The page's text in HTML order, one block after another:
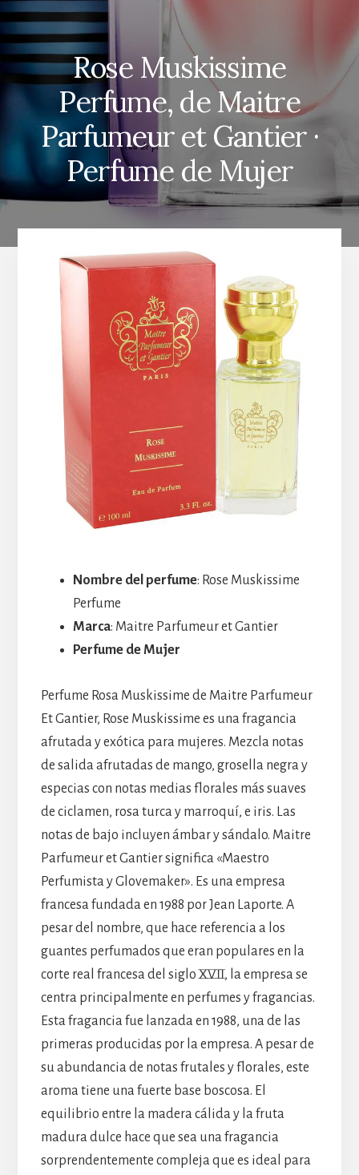
Rose Muskissime
Perfume, de Maitre
Parfumeur et Gantier ·
Perfume de Mujer
Nombre del perfume: Rose Muskissime
Perfume
Marca: Maitre Parfumeur et Gantier
Perfume de Mujer
Perfume Rosa Muskissime de Maitre Parfumeur
Et Gantier, Rose Muskissime es una fragancia
afrutada y exótica para mujeres. Mezcla notas
de salida afrutadas de mango, grosella negra y
especias con notas medias florales más suaves
de ciclamen, rosa turca y marroquí, e iris. Las
notas de bajo incluyen ámbar y sándalo. Maitre
Parfumeur et Gantier significa «Maestro
Perfumista y Glovemaker». Es una empresa
francesa fundada en 1988 por Jean Laporte. A
pesar del nombre, que hace referencia a los
guantes perfumados que eran populares en la
corte real francesa del siglo XVII, la empresa se
centra principalmente en perfumes y fragancias.
Esta fragancia fue lanzada en 1988, una de las
primeras producidas por la empresa. A pesar de
su abundancia de notas frutales y florales, este
aroma tiene una fuerte base boscosa. El
equilibrio entre la madera cálida y la fruta
madura dulce hace que sea una fragancia
sorprendentemente compleja que es ideal para